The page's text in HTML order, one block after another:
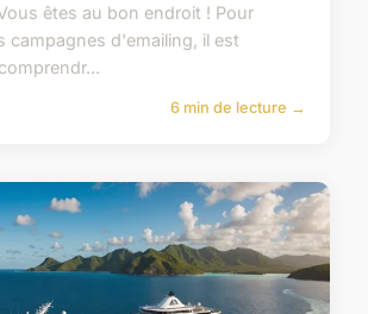
êtes au bon endroit ! Pour
campagnes d'emailing, il est
6 min de lecture →